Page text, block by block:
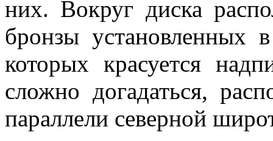
них. Вокруг диска
бронзы установленных
которых красуется
сложно догадаться,
параллели северной